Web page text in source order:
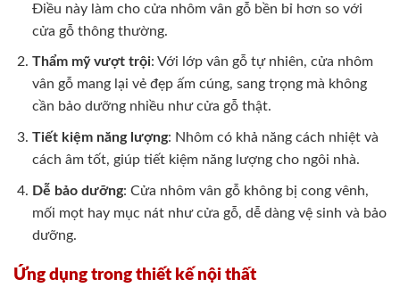
Điều này làm cho cửa nhôm vân gỗ bền bỉ hơn so với
cửa gỗ thông thường.
Thẩm mỹ vượt trội: Với lớp vân gỗ tự nhiên, cửa nhôm
vân gỗ mang lại vẻ đẹp ấm cúng, sang trọng mà không
cần bảo dưỡng nhiều như cửa gỗ thật.
Tiết kiệm năng lượng: Nhôm có khả năng cách nhiệt và
cách âm tốt, giúp tiết kiệm năng lượng cho ngôi nhà.
Dễ bảo dưỡng: Cửa nhôm vân gỗ không bị cong vênh,
mối mọt hay mục nát như cửa gỗ, dễ dàng vệ sinh và bảo
dưỡng.
Ứng dụng trong thiết kế nội thất